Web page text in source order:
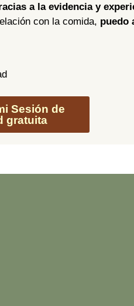
a la evidencia y
con la comida, puedo
Sesión de
gratuita